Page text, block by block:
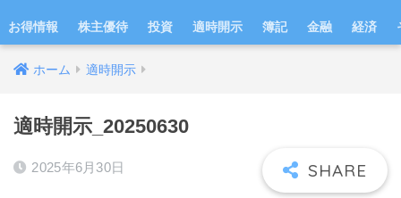
お得情報 株主優待 投資 適時開示 簿記 金融 経済
ホーム 適時開示
適時開示_20250630
2025年6月30日